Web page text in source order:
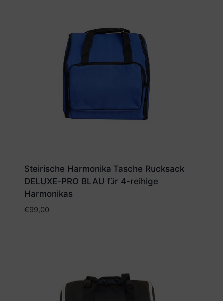
Steirische Harmonika Tasche Rucksack
DELUXE-PRO BLAU für 4-reihige
Harmonikas
€99,00